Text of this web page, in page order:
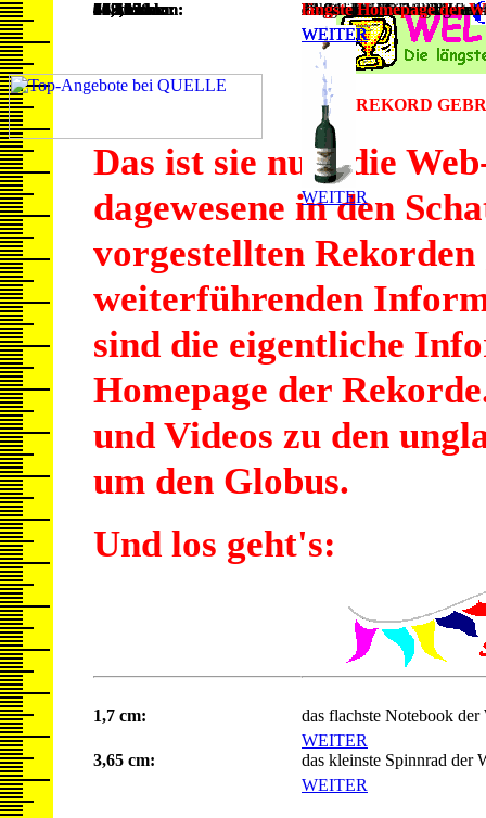
Das ist sie nun, die
dagewesene in den
vorgestellten Rekorden
weiterführenden
sind die eigentliche
Homepage der
und Videos zu den
um den Globus.
Und los geht's:
1,7 cm:
das flachste Notebook
WEITER
3,65 cm:
das kleinste Spinnrad der
WEITER